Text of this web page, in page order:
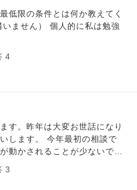
低限の条件とは何か教えてく
人的に私は勉強
4
す。昨年は大変お世話になり
年最初の相談で
動かされることが少ないで
ても、映画を見ても感動する
も笑うことができません。頭
3